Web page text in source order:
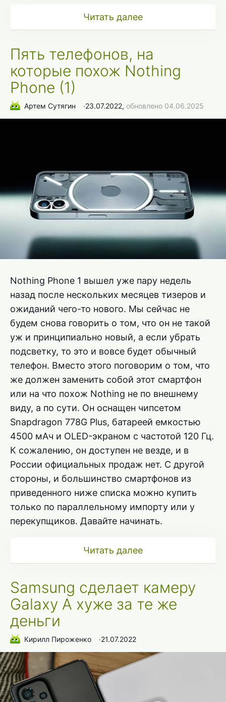
Читать далее
Пять телефонов, на
которые похож Nothing
Phone (1)
Артем Сутягин ∙23.07.2022, обновлено 04.06.2025
Nothing Phone 1 вышел уже пару недель
назад после нескольких месяцев тизеров и
ожиданий чего-то нового. Мы сейчас не
будем снова говорить о том, что он не такой
уж и принципиально новый, а если убрать
подсветку, то это и вовсе будет обычный
телефон. Вместо этого поговорим о том, что
же должен заменить собой этот смартфон
или на что похож Nothing не по внешнему
виду, а по сути. Он оснащен чипсетом
Snapdragon 778G Plus, батареей емкостью
4500 мАч и OLED-экраном с частотой 120 Гц.
К сожалению, он доступен не везде, и в
России официальных продаж нет. С другой
стороны, и большинство смартфонов из
приведенного ниже списка можно купить
только по параллельному импорту или у
перекупщиков. Давайте начинать.
Читать далее
Samsung сделает камеру
Galaxy A хуже за те же
деньги
Кирилл Пироженко ∙21.07.2022